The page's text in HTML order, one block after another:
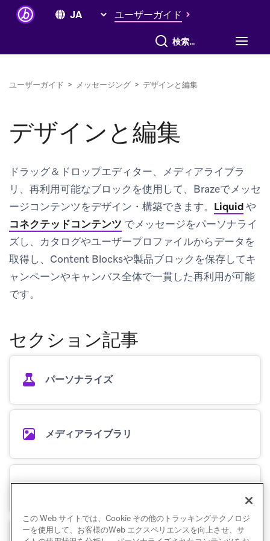
ユーザーガイド
すべて検索
ユーザーガイド > メッセージング > デザインと編集
デザインと編集
ドラッグ＆ドロップエディター、メディアライブラ
リ、再利用可能なブロックを使用して、Brazeでメッセ
ージコンテンツをデザイン・構築できます。 Liquidや
コネクテッドコンテンツ でメッセージをパーソナライ
ズし、カタログやユーザープロファイルからデータを
取得し、Content Blocksや製品ブロックを保存してキ
ャンペーンやキャンバス全体で一貫した再利用が可能
です。
セクション記事
パーソナライズ
メディアライブラリ
この Web サイトでは、Cookie その他のトラッキングテクノロジ
ーを使用して、お客様のWeb エクスペリエンスを向上させ、サ